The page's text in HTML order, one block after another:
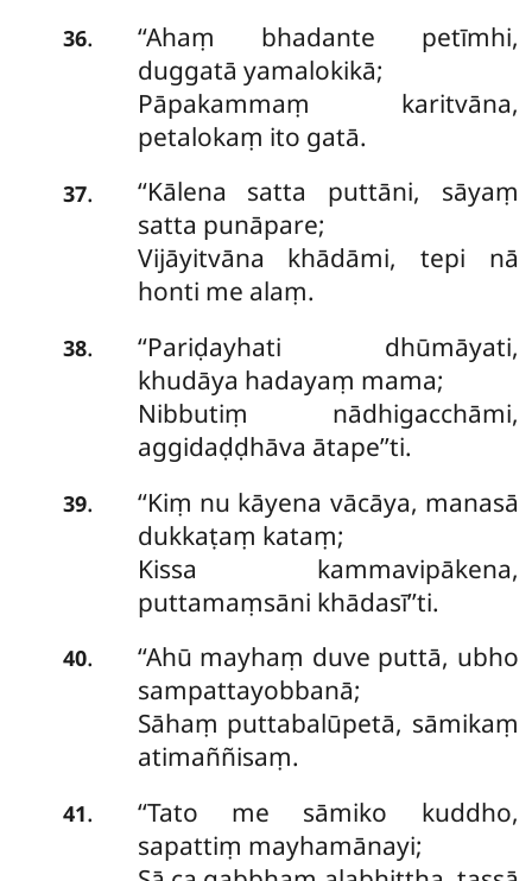
36.
‘‘Ahaṃ bhadante petīmhi,
duggatā yamalokikā;
Pāpakammaṃ karitvāna,
petalokaṃ ito gatā.
37.
‘‘Kālena satta puttāni, sāyaṃ
satta punāpare;
Vijāyitvāna khādāmi, tepi nā
honti me alaṃ.
38.
‘‘Pariḍayhati dhūmāyati,
khudāya hadayaṃ mama;
Nibbutiṃ nādhigacchāmi,
aggidaḍḍhāva ātape’’ti.
39.
‘‘Kiṃ nu kāyena vācāya, manasā
dukkaṭaṃ kataṃ;
Kissa kammavipākena,
puttamaṃsāni khādasī’’ti.
40.
‘‘Ahū mayhaṃ duve puttā, ubho
sampattayobbanā;
Sāhaṃ puttabalūpetā, sāmikaṃ
atimaññisaṃ.
41.
‘‘Tato me sāmiko kuddho,
sapattiṃ mayhamānayi;